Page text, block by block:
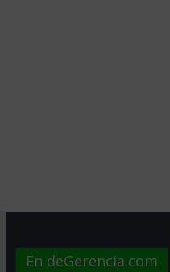
En deGerencia.com